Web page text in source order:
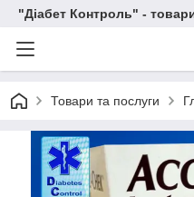
"Діабет Контроль" -
Товари та послуги